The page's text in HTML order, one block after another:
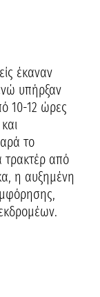
έκαναν
υπήρξαν
10-12 ώρες
το
τρακτέρ από
η αυξημένη